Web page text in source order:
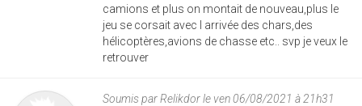
camions et plus on montait de nouveau,plus le
jeu se corsait avec l arrivée des chars,des
hélicoptères,avions de chasse etc.. svp je veux le
retrouver
Soumis parRelikdorle ven 06/08/2021 à 21h31